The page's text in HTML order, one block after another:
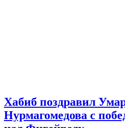
Хабиб поздравил
Нурмагомедова с